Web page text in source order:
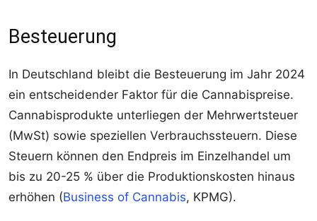
Besteuerung
In Deutschland bleibt die Besteuerung im Jahr 2024
ein entscheidender Faktor für die Cannabispreise.
Cannabisprodukte unterliegen der Mehrwertsteuer
(MwSt) sowie speziellen Verbrauchssteuern. Diese
Steuern können den Endpreis im Einzelhandel um
bis zu 20-25 % über die Produktionskosten hinaus
erhöhen (Business of Cannabis, KPMG).